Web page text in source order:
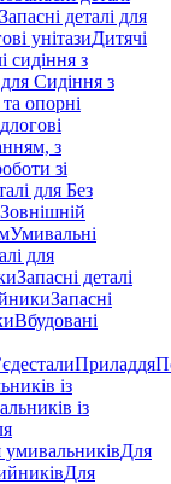
Запасні деталі для
унітазиДитячі
сидіння з
для Сидіння з
опорні
з
зі
для Без
Зовнішній
Умивальні
для
Запасні деталі
Запасні
Вбудовані
Приладдя
із
із
умивальниківДля
Для